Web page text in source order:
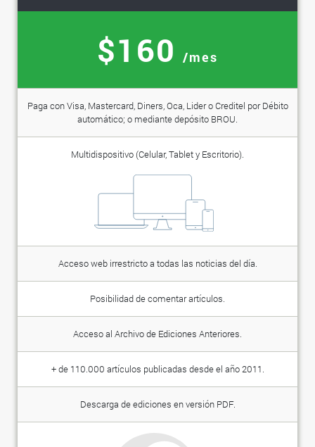
$160 /mes
Paga con Visa, Mastercard, Diners, Oca, Lider o Creditel por Débito
automático; o mediante depósito BROU.
Multidispositivo (Celular, Tablet y Escritorio).
Acceso web irrestricto a todas las noticias del día.
Posibilidad de comentar artículos.
Acceso al Archivo de Ediciones Anteriores.
+ de 110.000 artículos publicadas desde el año 2011.
Descarga de ediciones en versión PDF.